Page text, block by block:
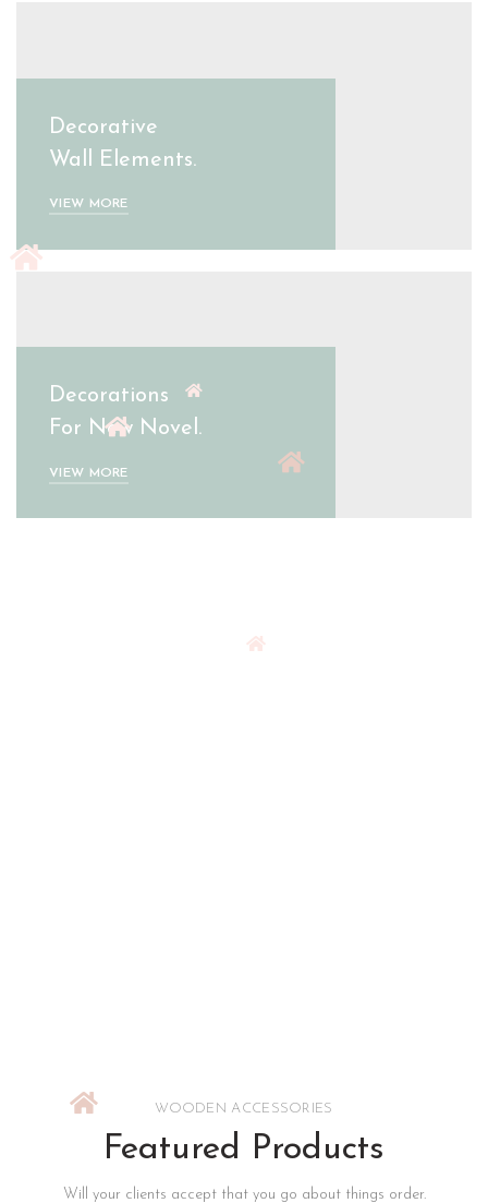
Decorative
Wall Elements.
VIEW MORE
Decorations
For New Novel.
VIEW MORE
WOODEN ACCESSORIES
Featured Products
Will your clients accept that you go about things order.